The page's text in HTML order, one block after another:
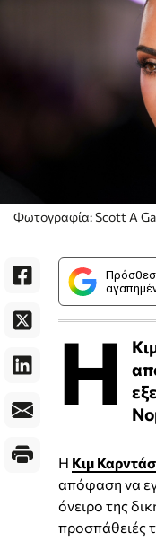
Φωτογραφία: Scott A
Η
Η Κιμ
απόφαση να
όνειρο της
προσπάθειές